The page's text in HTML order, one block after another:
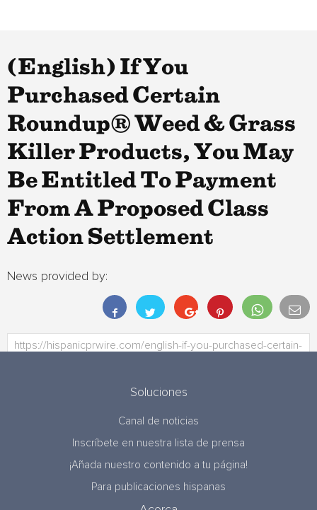
(English) If You
Purchased Certain
Roundup® Weed & Grass
Killer Products, You May
Be Entitled To Payment
From A Proposed Class
Action Settlement
News provided by:
Soluciones
Canal de noticias
Inscríbete en nuestra lista de prensa
¡Añada nuestro contenido a tu página!
Para publicaciones hispanas